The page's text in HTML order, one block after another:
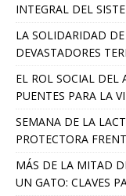
INTEGRAL DEL
LA SOLIDARIDAD
DEVASTADORES
EL ROL SOCIAL DEL
PUENTES PARA LA
SEMANA DE LA
PROTECTORA
MÁS DE LA MITAD
UN GATO: CLAVES